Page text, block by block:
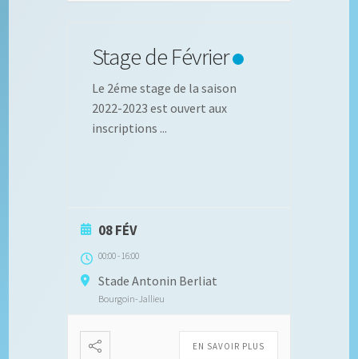
Stage de Février
Le 2éme stage de la saison
2022-2023 est ouvert aux
inscriptions ...
08 FÉV
00:00-16:00
Stade Antonin Berliat
Bourgoin-Jallieu
EN SAVOIR PLUS